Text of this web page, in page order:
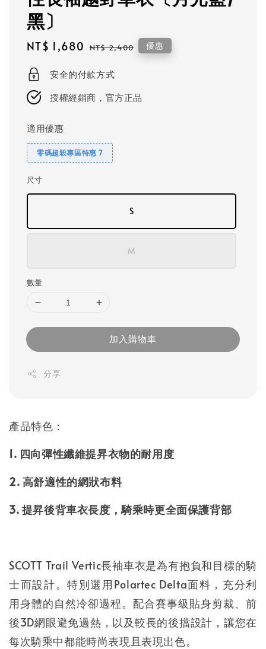
黑〕
Sale
NT$ 1,680 Regular
NT$ 2,400 優惠
安全的付款方式
授權經銷商，官方正品
適用優惠
零碼超殺專區特惠 7
尺寸
S
M
數量
加入購物車
分享
產品特色：
1. 四向彈性纖維提昇衣物的耐用度
2. 高舒適性的網狀布料
3. 提昇後背車衣長度，騎乘時更全面保護背部
SCOTT Trail Vertic長袖車衣是為有抱負和目標的騎
士而設計。特別選用Polartec Delta面料，充分利
用身體的自然冷卻過程。配合賽事級貼身剪裁、前
後3D網眼避免過熱，以及較長的後擋設計，讓您在
每次騎乘中都能時尚表現且表現出色。